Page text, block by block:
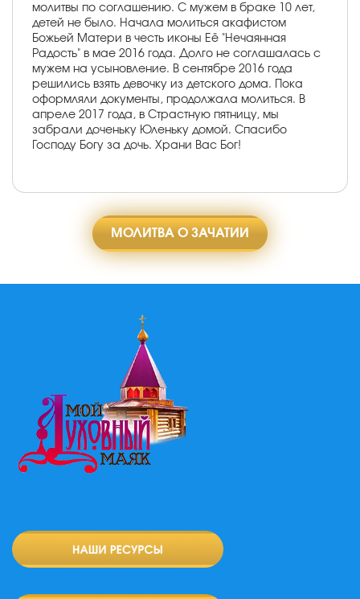
молитвы по соглашению. С мужем в браке 10 лет,
детей не было. Начала молиться акафистом
Божьей Матери в честь иконы Её "Нечаянная
Радость" в мае 2016 года. Долго не соглашалась с
мужем на усыновление. В сентябре 2016 года
решились взять девочку из детского дома. Пока
оформляли документы, продолжала молиться. В
апреле 2017 года, в Страстную пятницу, мы
забрали доченьку Юленьку домой. Спасибо
Господу Богу за дочь. Храни Вас Бог!
МОЛИТВА О ЗАЧАТИИ